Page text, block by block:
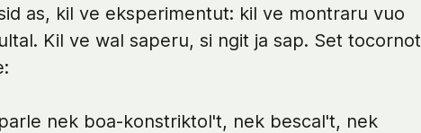
as, kil ve eksperimentut: kil ve montraru vuo
Kil ve wal saperu, si ngit ja sap. Set tocornot
nek boa-konstriktol't, nek bescal't, nek